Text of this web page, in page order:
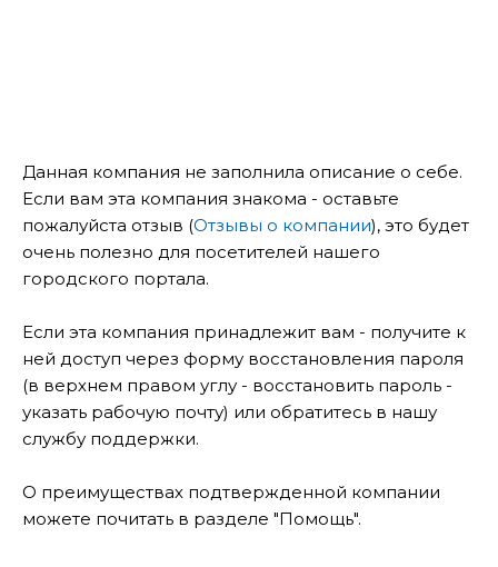
Данная компания не заполнила описание о себе.
Если вам эта компания знакома - оставьте
пожалуйста отзыв (Отзывы о компании), это будет
очень полезно для посетителей нашего
городского портала.
Если эта компания принадлежит вам - получите к
ней доступ через форму восстановления пароля
(в верхнем правом углу - восстановить пароль -
указать рабочую почту) или обратитесь в нашу
службу поддержки.
О преимуществах подтвержденной компании
можете почитать в разделе "Помощь".